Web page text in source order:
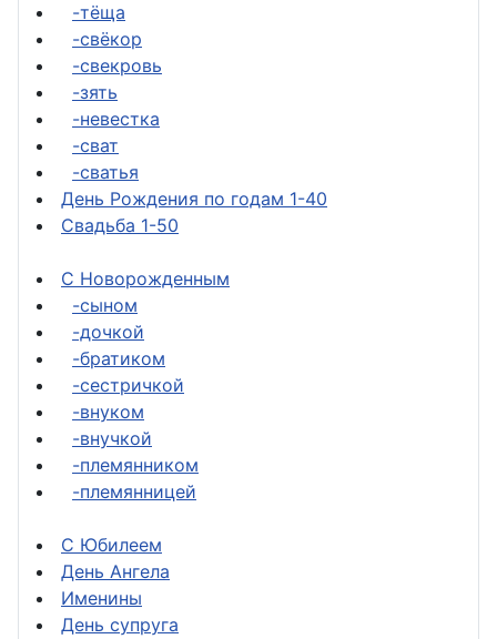
-тёща
-свёкор
-свекровь
-зять
-невестка
-сват
-сватья
День Рождения по годам 1-40
Свадьба 1-50
С Новорожденным
-сыном
-дочкой
-братиком
-сестричкой
-внуком
-внучкой
-племянником
-племянницей
С Юбилеем
День Ангела
Именины
День супруга